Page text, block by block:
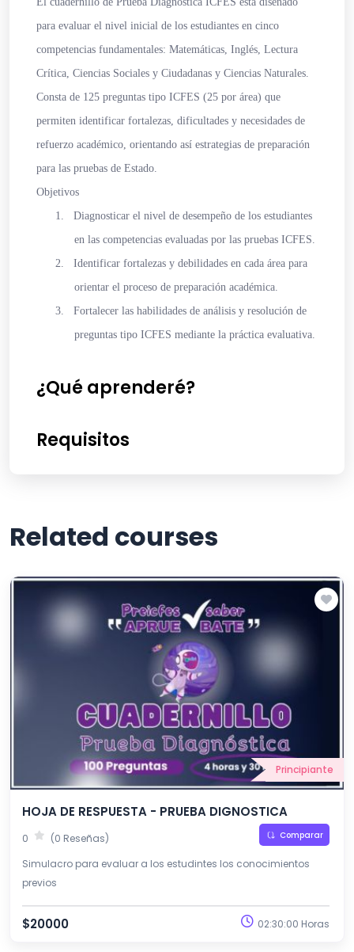
para evaluar el nivel inicial de los estudiantes en cinco
competencias fundamentales: Matemáticas, Inglés, Lectura
Crítica, Ciencias Sociales y Ciudadanas y Ciencias Naturales
Consta de 125 preguntas tipo ICFES (25 por área) que
permiten identificar fortalezas, dificultades y necesidades de
refuerzo académico, orientando así estrategias de preparación
para las pruebas de Estado.
Objetivos
1.
Diagnosticar el nivel de desempeño de los estudiantes
en las competencias evaluadas por las pruebas ICFES.
2.
Identificar fortalezas y debilidades en cada área para
orientar el proceso de preparación académica.
3.
Fortalecer las habilidades de análisis y resolución de
preguntas tipo ICFES mediante la práctica evaluativa.
¿Qué aprenderé?
Requisitos
Related courses
Principiante
HOJA DE RESPUESTA - PRUEBA DIGNOSTICA
0 (0 Reseñas) Comparar
Simulacro para evaluar a los estudintes los conocimientos
previos
$20000 02:30:00 Horas